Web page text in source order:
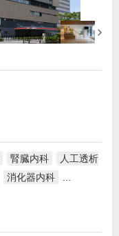
腎臓内科
人工透析
消化器内科